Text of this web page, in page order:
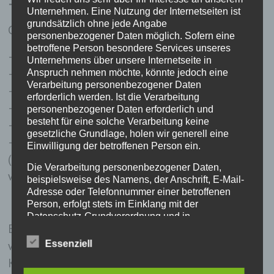
– 16.00 Uhr
Geschossen werden kann:
– Luftgewehr
– Luftpistole
– Sportpistole
– Großkaliber
– Senioren-Ehrenscheibe
– Glücksscheibe – Hier muss ein Sachpreise
(unverpackt) im Wert von ca. € 15.– mitgebracht
werden.
Es kann
werden (Küche wird renoviert).
Kuchen wird vom Schützenverein angeboten.
Unternehmen. Eine Nutzung der Internetseiten ist
grundsätzlich ohne jede Angabe
personenbezogener Daten möglich. Sofern eine
betroffene Person besondere Services unseres
Unternehmens über unsere Internetseite in
Anspruch nehmen möchte, könnte jedoch eine
Verarbeitung personenbezogener Daten
erforderlich werden. Ist die Verarbeitung
personenbezogener Daten erforderlich und
besteht für eine solche Verarbeitung keine
gesetzliche Grundlage, holen wir generell eine
Einwilligung der betroffenen Person ein.
Die Verarbeitung personenbezogener Daten,
beispielsweise des Namens, der Anschrift, E-Mail-
Adresse oder Telefonnummer einer betroffenen
Person, erfolgt stets im Einklang mit der
Datenschutz-Grundverordnung und in
landesspezifischen Datenschutzbestimmungen.
Essenziell